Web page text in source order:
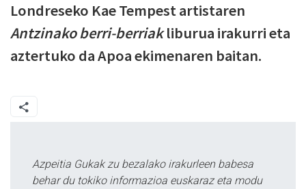
Londreseko Kae Tempest artistaren
Antzinakoberri-berriakliburua irakurri eta
aztertuko da Apoa ekimenaren baitan.
Azpeitia Gukak zu bezalako irakurleen babesa
behar du tokiko informazioa euskaraz eta modu